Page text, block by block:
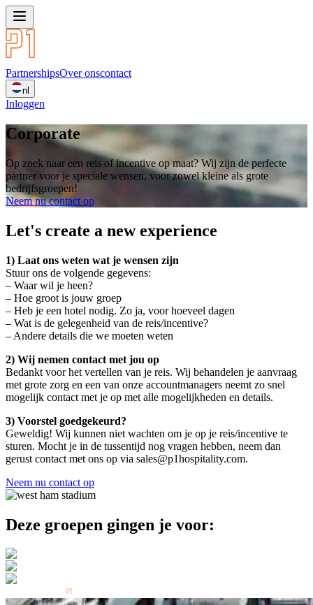
PartnershipsOver onscontact
nl
Inloggen
Corporate
Op zoek naar een reis of incentive op maat? Wij zijn de perfecte
partner voor je speciale wensen, voor zowel kleine als grote
bedrijfsgroepen!
Neem nu contact op
Let's create a new experience
1) Laat ons weten wat je wensen zijn
Stuur ons de volgende gegevens:
– Waar wil je heen?
– Hoe groot is jouw groep
– Heb je een hotel nodig. Zo ja, voor hoeveel dagen
– Wat is de gelegenheid van de reis/incentive?
– Andere details die we moeten weten
2) Wij nemen contact met jou op
Bedankt voor het vertellen van je reis. Wij behandelen je aanvraag
met grote zorg en een van onze accountmanagers neemt zo snel
mogelijk contact met je op met alle mogelijkheden en details.
3) Voorstel goedgekeurd?
Geweldig! Wij kunnen niet wachten om je op je reis/incentive te
sturen. Mocht je in de tussentijd nog vragen hebben, neem dan
gerust contact met ons op via sales@p1hospitality.com.
Neem nu contact op
Deze groepen gingen je voor: